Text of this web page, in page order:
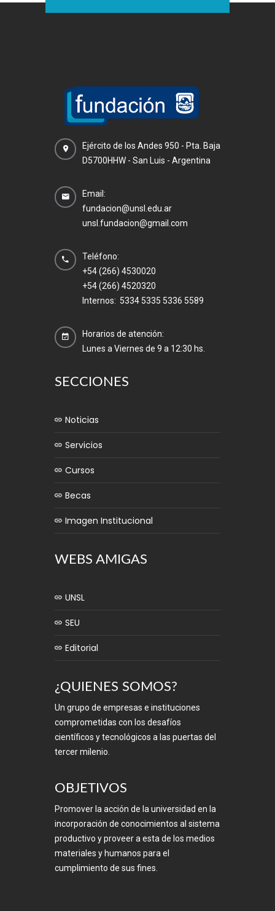
Ejército de los Andes 950 - Pta. Baja
D5700HHW - San Luis - Argentina
Email:
fundacion@unsl.edu.ar
unsl.fundacion@gmail.com
Teléfono:
+54 (266) 4530020
+54 (266) 4520320
Internos: 5334 5335 5336 5589
Horarios de atención:
Lunes a Viernes de 9 a 12:30 hs.
SECCIONES
Noticias
Servicios
Cursos
Becas
Imagen Institucional
WEBS AMIGAS
UNSL
SEU
Editorial
¿QUIENES SOMOS?
Un grupo de empresas e instituciones
comprometidas con los desafíos
científicos y tecnológicos a las puertas del
tercer milenio.
OBJETIVOS
Promover la acción de la universidad en la
incorporación de conocimientos al sistema
productivo y proveer a esta de los medios
materiales y humanos para el
cumplimiento de sus fines.